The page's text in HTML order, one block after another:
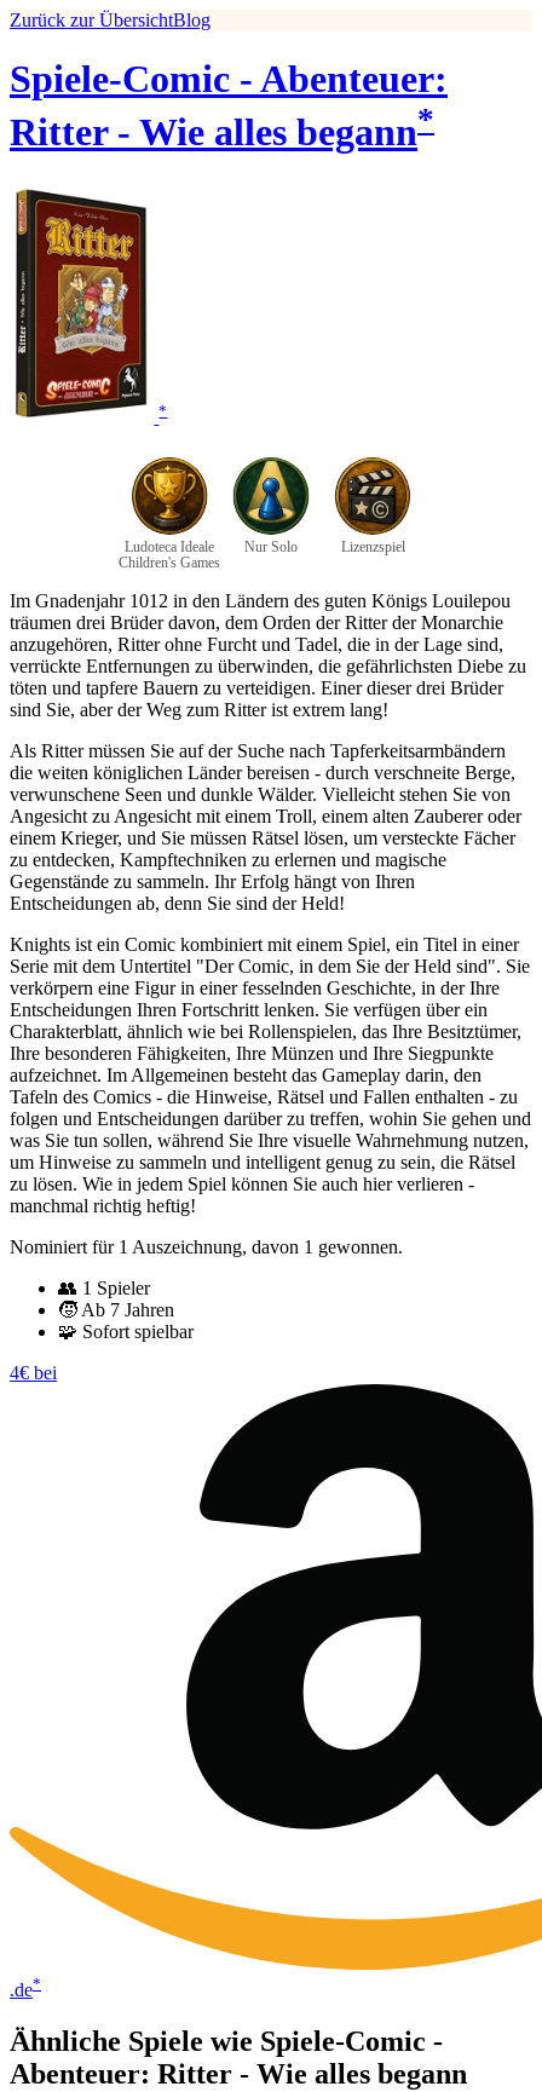
Zurück zur ÜbersichtBlog
Spiele-Comic - Abenteuer:
Ritter - Wie alles begann*
*
Ludoteca Ideale
Children's Games
Nur Solo Lizenzspiel
Im Gnadenjahr 1012 in den Ländern des guten Königs Louilepou
träumen drei Brüder davon, dem Orden der Ritter der Monarchie
anzugehören, Ritter ohne Furcht und Tadel, die in der Lage sind,
verrückte Entfernungen zu überwinden, die gefährlichsten Diebe zu
töten und tapfere Bauern zu verteidigen. Einer dieser drei Brüder
sind Sie, aber der Weg zum Ritter ist extrem lang!
Als Ritter müssen Sie auf der Suche nach Tapferkeitsarmbändern
die weiten königlichen Länder bereisen - durch verschneite Berge,
verwunschene Seen und dunkle Wälder. Vielleicht stehen Sie von
Angesicht zu Angesicht mit einem Troll, einem alten Zauberer oder
einem Krieger, und Sie müssen Rätsel lösen, um versteckte Fächer
zu entdecken, Kampftechniken zu erlernen und magische
Gegenstände zu sammeln. Ihr Erfolg hängt von Ihren
Entscheidungen ab, denn Sie sind der Held!
Knights ist ein Comic kombiniert mit einem Spiel, ein Titel in einer
Serie mit dem Untertitel "Der Comic, in dem Sie der Held sind". Sie
verkörpern eine Figur in einer fesselnden Geschichte, in der Ihre
Entscheidungen Ihren Fortschritt lenken. Sie verfügen über ein
Charakterblatt, ähnlich wie bei Rollenspielen, das Ihre Besitztümer,
Ihre besonderen Fähigkeiten, Ihre Münzen und Ihre Siegpunkte
aufzeichnet. Im Allgemeinen besteht das Gameplay darin, den
Tafeln des Comics - die Hinweise, Rätsel und Fallen enthalten - zu
folgen und Entscheidungen darüber zu treffen, wohin Sie gehen und
was Sie tun sollen, während Sie Ihre visuelle Wahrnehmung nutzen,
um Hinweise zu sammeln und intelligent genug zu sein, die Rätsel
zu lösen. Wie in jedem Spiel können Sie auch hier verlieren -
manchmal richtig heftig!
Nominiert für 1 Auszeichnung, davon 1 gewonnen.
👥 1 Spieler
🧒 Ab 7 Jahren
🧩 Sofort spielbar
4€ bei
.de*
Ähnliche Spiele wie Spiele-Comic -
Abenteuer: Ritter - Wie alles begann